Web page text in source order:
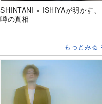
SHINTANI × ISHIYAが明かす、
噂の真相
もっとみる